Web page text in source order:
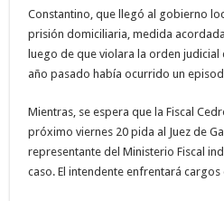
Constantino, que llegó al gobierno
prisión domiciliaria, medida
luego de que violara la orden judicial
año pasado había ocurrido un
Mientras, se espera que la Fiscal
próximo viernes 20 pida al Juez de
representante del Ministerio Fiscal
caso. El intendente enfrentará